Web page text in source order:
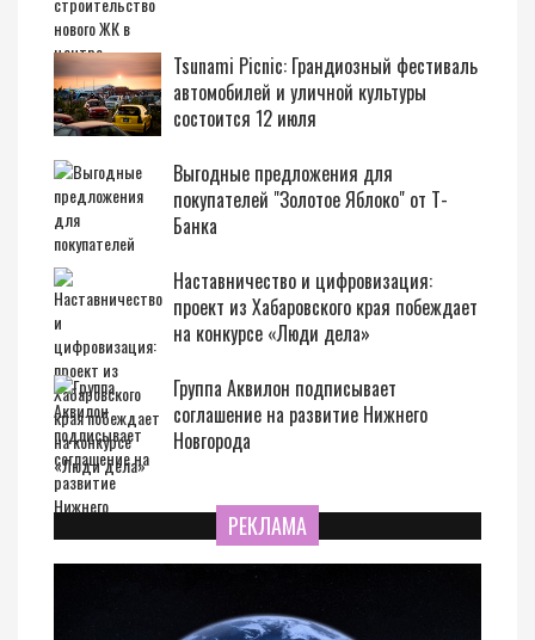
Tsunami Picnic: Грандиозный фестиваль
автомобилей и уличной культуры
состоится 12 июля
Выгодные предложения для
покупателей "Золотое Яблоко" от Т-
Банка
Наставничество и цифровизация:
проект из Хабаровского края побеждает
на конкурсе «Люди дела»
Группа Аквилон подписывает
соглашение на развитие Нижнего
Новгорода
РЕКЛАМА